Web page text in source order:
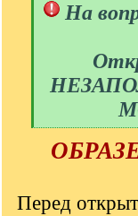
На
[
Перед